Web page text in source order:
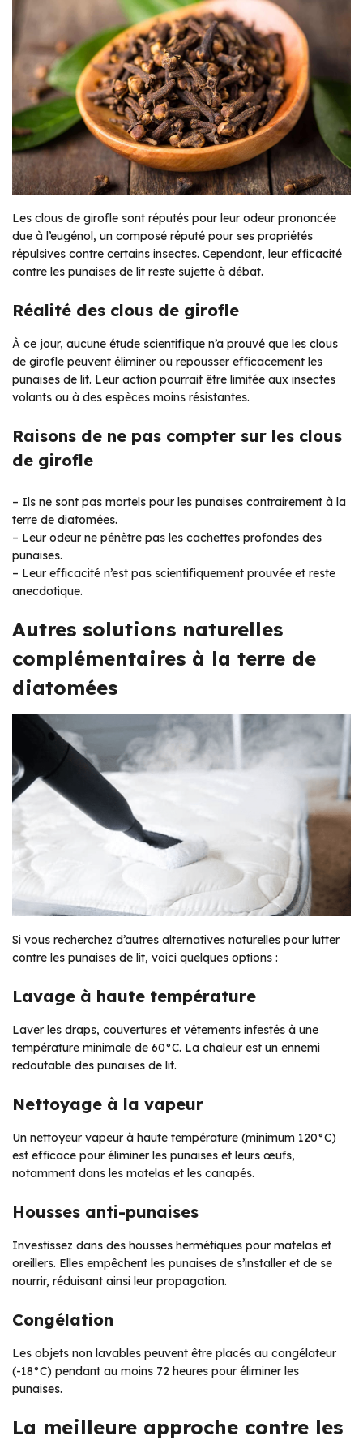
Les clous de girofle sont réputés pour leur odeur prononcée
due à l’eugénol, un composé réputé pour ses propriétés
répulsives contre certains insectes. Cependant, leur efficacité
contre les punaises de lit reste sujette à débat.
Réalité des clous de girofle
À ce jour, aucune étude scientifique n’a prouvé que les clous
de girofle peuvent éliminer ou repousser efficacement les
punaises de lit. Leur action pourrait être limitée aux insectes
volants ou à des espèces moins résistantes.
Raisons de ne pas compter sur les clous
de girofle
– Ils ne sont pas mortels pour les punaises contrairement à la
terre de diatomées.
– Leur odeur ne pénètre pas les cachettes profondes des
punaises.
– Leur efficacité n’est pas scientifiquement prouvée et reste
anecdotique.
Autres solutions naturelles
complémentaires à la terre de
diatomées
Si vous recherchez d’autres alternatives naturelles pour lutter
contre les punaises de lit, voici quelques options :
Lavage à haute température
Laver les draps, couvertures et vêtements infestés à une
température minimale de 60°C. La chaleur est un ennemi
redoutable des punaises de lit.
Nettoyage à la vapeur
Un nettoyeur vapeur à haute température (minimum 120°C)
est efficace pour éliminer les punaises et leurs œufs,
notamment dans les matelas et les canapés.
Housses anti-punaises
Investissez dans des housses hermétiques pour matelas et
oreillers. Elles empêchent les punaises de s’installer et de se
nourrir, réduisant ainsi leur propagation.
Congélation
Les objets non lavables peuvent être placés au congélateur
(-18°C) pendant au moins 72 heures pour éliminer les
punaises.
La meilleure approche contre les